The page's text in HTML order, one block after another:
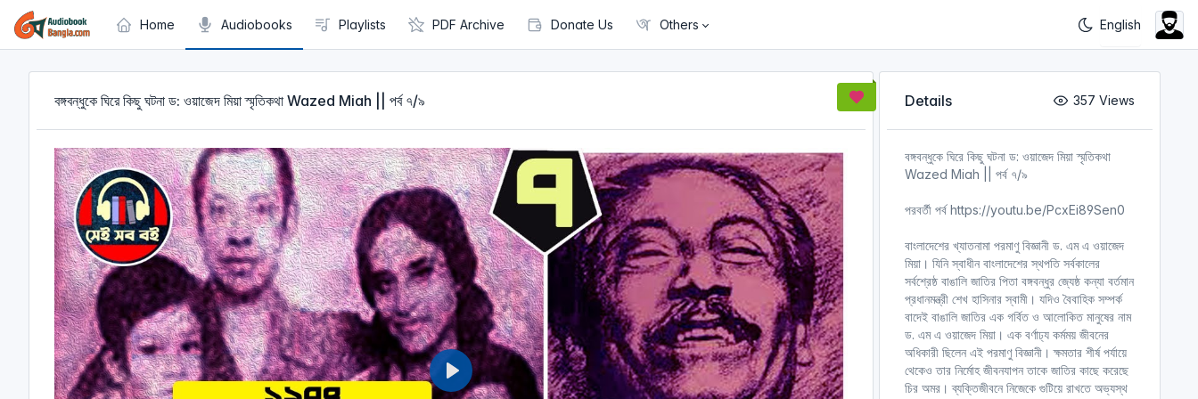
Cookies management panel
Home
Audiobooks Playlists PDF Archive Donate Us Others
বঙ্গবন্ধুকে ঘিরে কিছু ঘটনা ড: ওয়াজেদ মিয়া স্মৃতিকথা Wazed Miah || পর্ব ৭/৯
P
Details 357 Views
বঙ্গবন্ধুকে ঘিরে কিছু ঘটনা ড: ওয়াজেদ মিয়া স্মৃতিকথা
Wazed Miah || পর্ব ৭/৯
পরবর্তী পর্ব https://youtu.be/PcxEi89Sen0
বাংলাদেশের খ্যাতনামা পরমাণু বিজ্ঞানী ড. এম এ ওয়াজেদ
মিয়া। যিনি স্বাধীন বাংলাদেশের স্থপতি সর্বকালের
সর্বশ্রেষ্ঠ বাঙালি জাতির পিতা বঙ্গবন্ধুর জ্যেষ্ঠ কন্যা বর্তমান
প্রধানমন্ত্রী শেখ হাসিনার স্বামী। যদিও বৈবাহিক সম্পর্ক
বাদেই বাঙালি জাতির এক গর্বিত ও আলোকিত মানুষের নাম
ড. এম এ ওয়াজেদ মিয়া। এক বর্ণাঢ্য কর্মময় জীবনের
অধিকারী ছিলেন এই পরমাণু বিজ্ঞানী। ক্ষমতার শীর্ষ পর্যায়ে
থেকেও তার নির্মোহ জীবনযাপন তাকে জাতির কাছে করেছে
চির অমর। ব্যক্তিজীবনে নিজেকে গুটিয়ে রাখতে অভ্যস্থ